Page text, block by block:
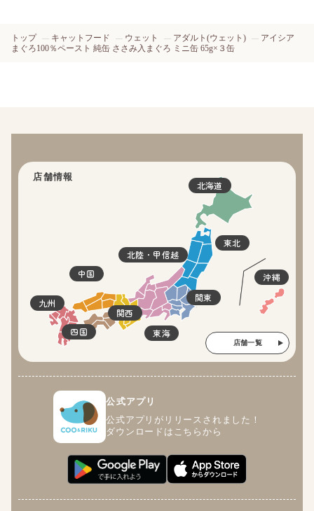
トップ キャットフード ウェット アダルト(ウェット)
アイシア
まぐろ100％ペースト 純缶 ささみ入まぐろ ミニ缶 65g×３缶
店舗情報
北海道
東北
関東
北陸・甲信越
東海
関西
四国
中国
九州
沖縄
店舗一覧
公式アプリ
公式アプリがリリースされました！
ダウンロードはこちらから